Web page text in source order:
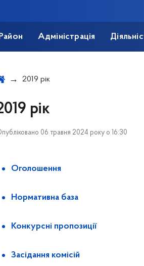
Адміністрація
2019 рік
рік
06 травня 2024 року о 16:30
Оголошення
Нормативна база
Конкурсні пропозиції
Засідання комісій